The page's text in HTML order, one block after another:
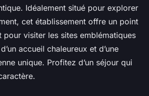
Idéalement situé pour explorer
cet établissement offre un point
visiter les sites emblématiques
accueil chaleureux et d’une
unique. Profitez d’un séjour qui